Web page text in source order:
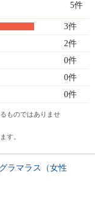
5件
3件
2件
0件
0件
0件
ものではありませ
す。
ラマラス（女性